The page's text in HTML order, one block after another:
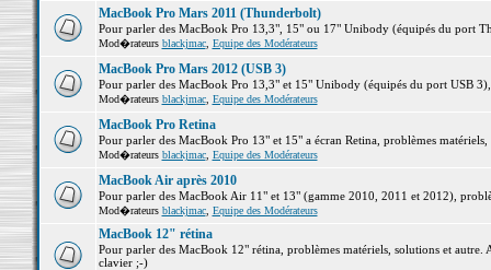
MacBook Pro Mars 2011 (Thunderbolt)
Pour parler des MacBook Pro 13,3", 15" ou 17" Unibody (équipés du port
Mod�rateurs blackjmac, Equipe des Modérateurs
MacBook Pro Mars 2012 (USB 3)
Pour parler des MacBook Pro 13,3" et 15" Unibody (équipés du port USB
Mod�rateurs blackjmac, Equipe des Modérateurs
MacBook Pro Retina
Pour parler des MacBook Pro 13" et 15" a écran Retina, problèmes matériels,
Mod�rateurs blackjmac, Equipe des Modérateurs
MacBook Air après 2010
Pour parler des MacBook Air 11" et 13" (gamme 2010, 2011 et 2012),
Mod�rateurs blackjmac, Equipe des Modérateurs
MacBook 12" rétina
Pour parler des MacBook 12" rétina, problèmes matériels, solutions et
clavier ;-)